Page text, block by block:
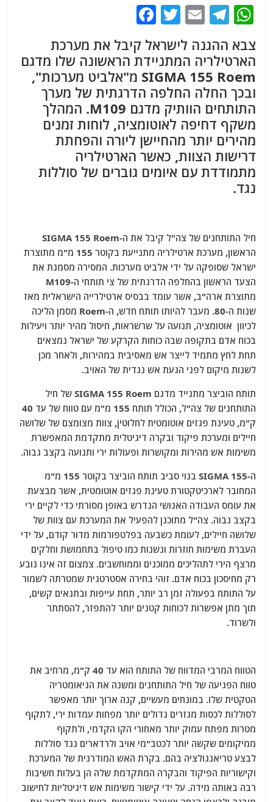
W
at
s
A
p
p
T
e
g
ra
m
E
m
ai
l
T
w
itt
er
c
e
b
o
o
k
צבא ההגנה לישראל קיבל את מערכת
הארטילריה המתניידת הראשונה שלו מדגם
SIGMA 155 Roem מ"אלביט מערכות",
ובכך החלה החלפה הדרגתית של מערך
התותחים הוותיק מדגם M109. המהלך
משקף דחיפה לאוטומציה, לוחות זמנים
מהירים יותר מהחיישן ליורה והפחתת
דרישות הצוות, כאשר הארטילריה
מתמודדת עם איומים גוברים של סוללות
נגד.
חיל התותחנים של צה"ל קיבל את ה-SIGMA 155 Roem
הראשון, מערכת ארטילריה מתנייעת בקוטר 155 מ"מ מתוצרת
ישראל שסופקה על ידי אלביט מערכות. המסירה מסמנת את
הצעד הראשון בהחלפה הדרגתית של צי תותחי ה-M109
מתוצרת ארה"ב, אשר עומד בבסיס ארטילרייה הישראלית מאז
שנות ה-80. מעבר להיותו תותח חדש, ה-Roem מסמן הליכה
לכיוון אוטומציה, תנועה על שרשראות, חיסול מהיר יותר ויעילות
בכוח אדם בתקופה שבה כוחות הקרקע של ישראל נמצאים
תחת לחץ מתמיד לייצר אש מאסיבית במהירות, ולאחר מכן
לשנות מיקום לפני הגעת אש נגדית של האויב.
תותח הוביצר מתנייד מדגם SIGMA 155 Roem של חיל
התותחנים של צה"ל, הכולל תותח 155 מ"מ עם טווח של עד 40
ק"מ, טעינת פגזים אוטומטית לחלוטין, צוות מצומצם של שלושה
חיילים ומערכת פיקוד ובקרה דיגיטלית מתקדמת המאפשרת
משימות אש מהירות ומקושרות ופעולות ירי ותנועה בקצב גבוה.
ה-SIGMA 155 בנוי סביב תותח הוביצר בקוטר 155 מ"מ
המחובר לארכיטקטורת טעינת פגזים אוטומטית, אשר מבצעת
את עומס העבודה האנושי הנדרש באופן מסורתי כדי לקיים ירי
בקצב גבוה. צה"ל מתוכנן להפעיל את המערכת עם צוות של
שלושה חיילים, לעומת כשבעה בפלטפורמות מדור קודם, על ידי
העברת משימות חוזרות ונשנות כמו טיפול בתחמושת וחלקים
מרצף הירי לתהליכים ממוכנים וממוחשבים. צמצום זה אינו נובע
רק מחיסכון בכוח אדם. זוהי בחירה אסטרטגית שמטרתה לשמור
על התותח בפעולה זמן רב יותר, תחת עייפות ובתנאים קשים,
תוך מתן אפשרות לכוחות קטנים יותר להתפזר, להסתתר
ולשרוד.
הטווח המרבי המדווח של התותח הוא עד 40 ק"מ, מרחיב את
טווח הפגיעה של חיל התותחנים ומשנה את הגיאומטריה
הטקטית שלו. במונחים מעשיים, קנה ארוך יותר מאפשר
לסוללות לכסות מגזרים גדולים יותר מפחות עמדות ירי, לתקוף
מטרות מפתח עמוק יותר מאחורי הקו הקדמי, ולתקוף
ממיקומים שקשה יותר לכטב"מי אויב ולרדארים נגד סוללות
לבצע טריאנגולציה בהם. בקרת האש המודרנית של המערכת
וקישוריות הפיקוד והבקרה המתקדמת שלה הן בעלות חשיבות
רבה באותה מידה. על ידי קישור משימות אש דיגיטליות לחישוב